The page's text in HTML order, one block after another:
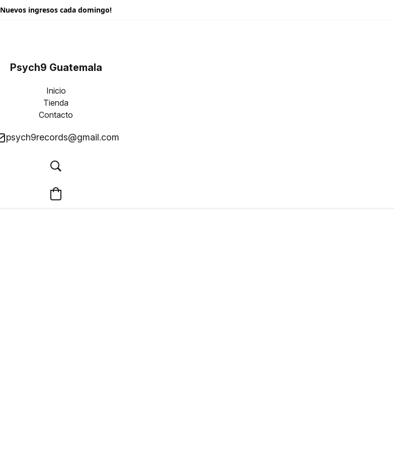
Nuevos ingresos cada domingo!
Psych9 Guatemala
Inicio
Tienda
Contacto
psych9records@gmail.com